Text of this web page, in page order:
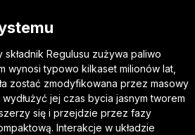
Regulusu zużywa paliwo
wynosi typowo kilkaset milionów lat,
zostać zmodyfikowana przez masowy
jej czas bycia jasnym tworem
się i przejdzie przez fazy
Interakcje w układzie